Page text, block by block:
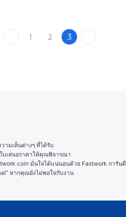
1 2 3
ามเห็นต่างๆ ที่ได้รับ
บเสนอราคาให้คุณพิจารณา
coin มั่นใจได้แน่นอนด้วย Fastwork การันตี
หากคุณยังไม่พอใจกับงาน